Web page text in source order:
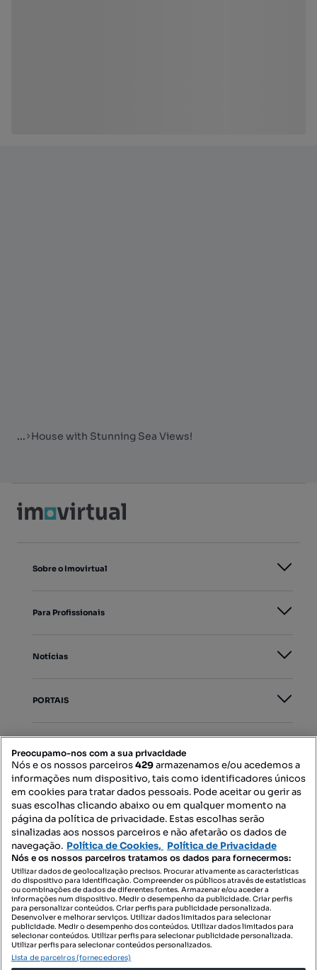
... House with Stunning Sea Views!
Sobre o Imovirtual
Para Profissionais
Notícias
PORTAIS
Contacte-nos
SIGA-NOS:
DESCARREGAR NA:
Preocupamo-nos com a sua privacidade
Nós e os nossos parceiros429armazenamos e/ou acedemos a
informações num dispositivo, tais como identificadores únicos
em cookies para tratar dados pessoais. Pode aceitar ou gerir as
suas escolhas clicando abaixo ou em qualquer momento na
página da política de privacidade. Estas escolhas serão
sinalizadas aos nossos parceiros e não afetarão os dados de
navegação. Política de Cookies, Política de Privacidade
Nós e os nossos parceiros tratamos os dados para fornecermos:
Utilizar dados de geolocalização precisos. Procurar ativamente as características
do dispositivo para identificação. Compreender os públicos através de estatísticas
ou combinações de dados de diferentes fontes. Armazenar e/ou aceder a
informações num dispositivo. Medir o desempenho da publicidade. Criar perfis
para personalizar conteúdos. Criar perfis para publicidade personalizada.
Desenvolver e melhorar serviços. Utilizar dados limitados para selecionar
publicidade. Medir o desempenho dos conteúdos. Utilizar dados limitados para
selecionar conteúdos. Utilizar perfis para selecionar publicidade personalizada.
Utilizar perfis para selecionar conteúdos personalizados.
Lista de parceiros (fornecedores)